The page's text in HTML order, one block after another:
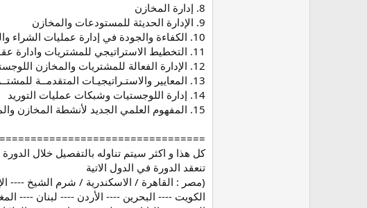
8. إدارة المخازن
9. الإدارة الحديثة للمستودعات والمخازن
10. الكفاءة والجودة في إدارة عمليات الشراء والمناقصات والعقود
11. التخطيط الاستراتيجي للمشتريات وادارة عقود التوريد
12. الإدارة الفعالة للمشتريات والمخازن اللوجستية وتحليل وجرد المخزون
13. المعايير والاستـراتيجيـات المتقدمــة للمشتــريـات والمخــازن وادارة الخـدمات اللوجستيــة
14. إدارة اللوجستيات وشبكات عمليات التوريد
15. المفهوم العلمي الجديد لأنشطة المخازن والمستودعات واستخدامات شبكة الانترنت في ظل متطلبات الايزو
كل هذا و اكثر سيتم تناوله بالتفصيل خلال
تنعقد الدورة في الدول الاتية
(مصر : القاهرة / الاسكندرية / شرم الشيخ ----
الكويت ---- البحرين ---- الأردن ---- لبنان ----